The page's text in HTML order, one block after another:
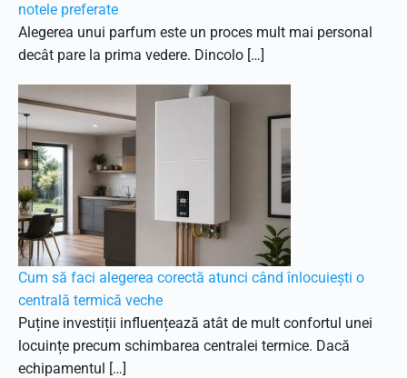
notele preferate
Alegerea unui parfum este un proces mult mai personal
decât pare la prima vedere. Dincolo […]
Cum să faci alegerea corectă atunci când înlocuiești o
centrală termică veche
Puține investiții influențează atât de mult confortul unei
locuințe precum schimbarea centralei termice. Dacă
echipamentul […]